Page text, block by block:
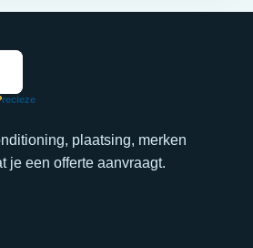
recieze
plaatsing, merken
je een offerte aanvraagt.